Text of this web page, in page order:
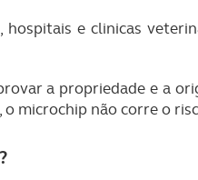
e clinicas
a propriedade e a
microchip não corre o